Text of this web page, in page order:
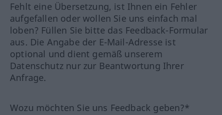
Fehlt eine Übersetzung, ist Ihnen ein Fehler
aufgefallen oder wollen Sie uns einfach mal
loben? Füllen Sie bitte das Feedback-Formular
aus. Die Angabe der E-Mail-Adresse ist
optional und dient gemäß unserem
Datenschutz nur zur Beantwortung Ihrer
Anfrage.
Wozu möchten Sie uns Feedback geben?*